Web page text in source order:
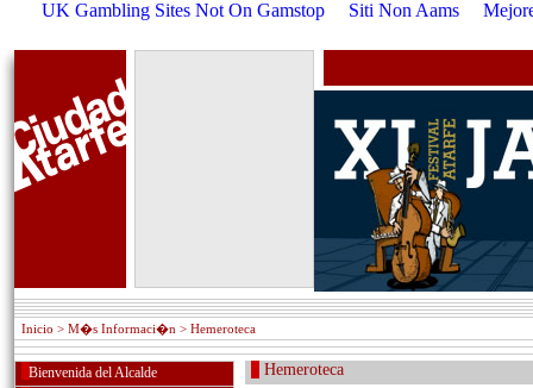
UK Gambling Sites Not On Gamstop Siti Non Aams
Inicio > M�s Informaci�n > Hemeroteca
Bienvenida del Alcalde
Hemeroteca